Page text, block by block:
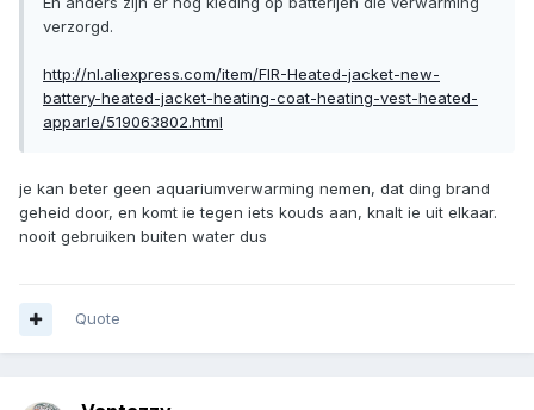
verzorgd.
http://nl.aliexpress.com/item/FIR-Heated-jacket-new-
battery-heated-jacket-heating-coat-heating-vest-heated-
apparle/519063802.html
je kan beter geen aquariumverwarming nemen, dat ding brand
geheid door, en komt ie tegen iets kouds aan, knalt ie uit elkaar.
nooit gebruiken buiten water dus
Quote